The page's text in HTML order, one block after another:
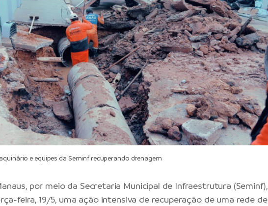
e equipes da Seminf recuperando drenagem
, por meio da Secretaria Municipal de Infraestrutura (Seminf),
feira, 19/5, uma ação intensiva de recuperação de uma rede de